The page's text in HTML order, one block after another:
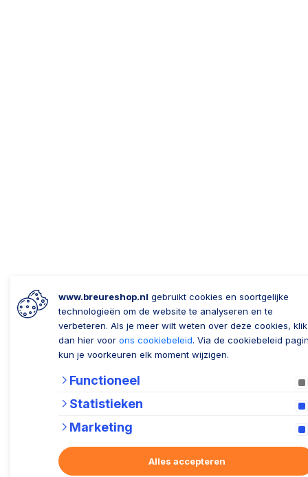
www.breureshop.nl gebruikt cookies en soortgelijke
technologieën om de website te analyseren en te
verbeteren. Als je meer wilt weten over deze cookies, klik
dan hier voor ons cookiebeleid. Via de cookiebeleid
kun je voorkeuren elk moment wijzigen.
Functioneel
Statistieken
Marketing
Alles accepteren